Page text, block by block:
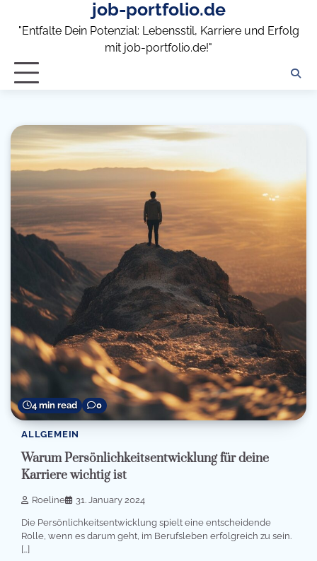
job-portfolio.de
"Entfalte Dein Potenzial: Lebensstil, Karriere und Erfolg
mit job-portfolio.de!"
4 min read 0
ALLGEMEIN
Warum Persönlichkeitsentwicklung für deine
Karriere wichtig ist
Roeline 31. January 2024
Die Persönlichkeitsentwicklung spielt eine entscheidende
Rolle, wenn es darum geht, im Berufsleben erfolgreich zu sein.
[…]